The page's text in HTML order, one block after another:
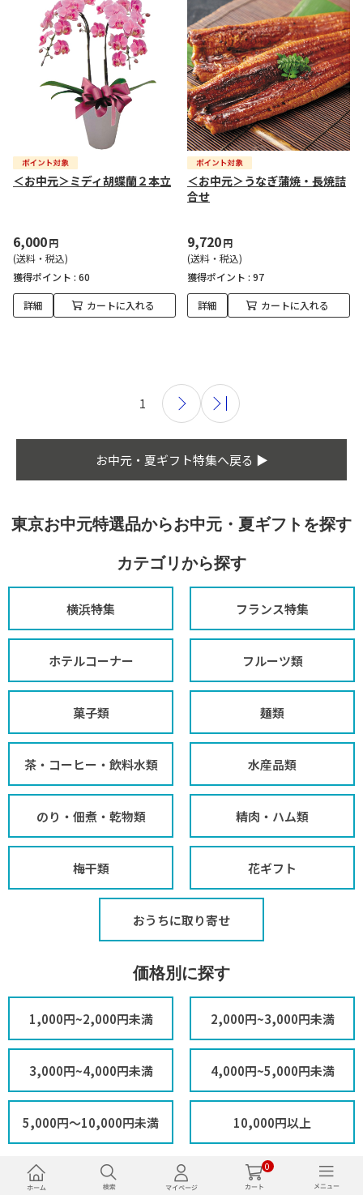
0
＜お中元＞ミディ胡蝶蘭２本立
6,000円
(送料・税込)
獲得ポイント : 60
詳細 カートに入れる
＜お中元＞うなぎ蒲焼・長焼詰
合せ
9,720円
(送料・税込)
獲得ポイント : 97
詳細 カートに入れる
1
お中元・夏ギフト特集へ戻る ▶
東京お中元特選品からお中元・夏ギフトを探す
カテゴリから探す
横浜特集 フランス特集
ホテルコーナー フルーツ類
菓子類 麺類
茶・コーヒー・飲料水類 水産品類
のり・佃煮・乾物類 精肉・ハム類
梅干類 花ギフト
おうちに取り寄せ
価格別に探す
1,000円~2,000円未満 2,000円~3,000円未満
3,000円~4,000円未満 4,000円~5,000円未満
5,000円～10,000円未満 10,000円以上
お中元・夏ギフト特集2026を探す